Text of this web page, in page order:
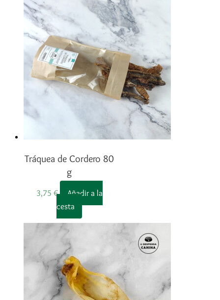
Tráquea de Cordero 80
g
3,75 €
Añadir a la
cesta